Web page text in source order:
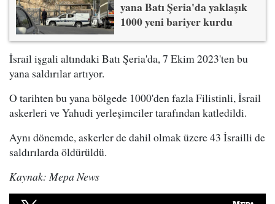
yana Batı Şeria'da yaklaşık
1000 yeni bariyer kurdu
İsrail işgali altındaki Batı Şeria'da, 7 Ekim 2023'ten bu
yana saldırılar artıyor.
O tarihten bu yana bölgede 1000'den fazla Filistinli, İsrail
askerleri ve Yahudi yerleşimciler tarafından katledildi.
Aynı dönemde, askerler de dahil olmak üzere 43 İsrailli de
saldırılarda öldürüldü.
Kaynak: Mepa News